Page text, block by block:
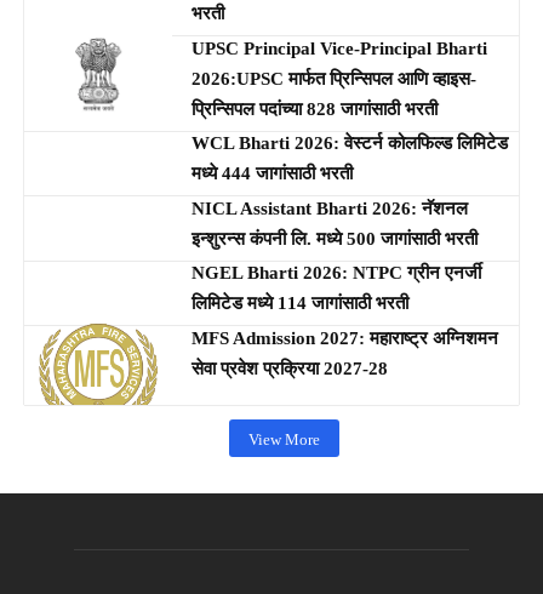
भरती
UPSC Principal Vice-Principal Bharti
2026:UPSC मार्फत प्रिन्सिपल आणि व्हाइस-
प्रिन्सिपल पदांच्या 828 जागांसाठी भरती
WCL Bharti 2026: वेस्टर्न कोलफिल्ड लिमिटेड
मध्ये 444 जागांसाठी भरती
NICL Assistant Bharti 2026: नॅशनल
इन्शुरन्स कंपनी लि. मध्ये 500 जागांसाठी भरती
NGEL Bharti 2026: NTPC ग्रीन एनर्जी
लिमिटेड मध्ये 114 जागांसाठी भरती
MFS Admission 2027: महाराष्ट्र अग्निशमन
सेवा प्रवेश प्रक्रिया 2027-28
View More